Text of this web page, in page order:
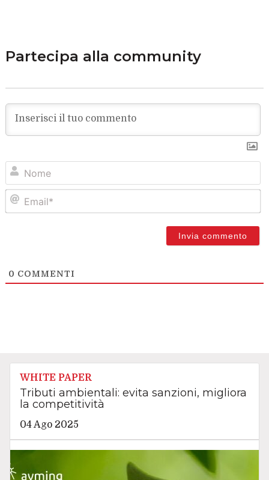
Partecipa alla community
0 COMMENTI
WHITE PAPER
Tributi ambientali: evita sanzioni, migliora
la competitività
04 Ago 2025